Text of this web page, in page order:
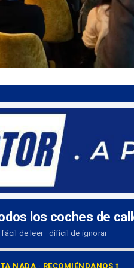
los coches de
de leer · difícil de ignorar
NADA · RECOMIÉNDANOS ⭡